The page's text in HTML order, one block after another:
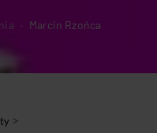
Marcin Rzońca
>